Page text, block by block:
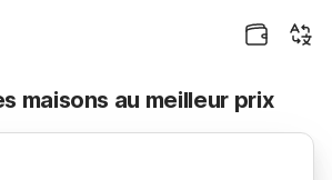
maisons au meilleur prix